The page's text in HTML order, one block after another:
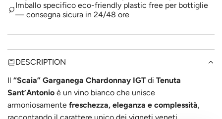
Imballo specifico eco-friendly plastic free per bottiglie
— consegna sicura in 24/48 ore
DESCRIPTION
Il “Scaia” Garganega Chardonnay IGTdi Tenuta
Sant’Antonio è un vino bianco che unisce
armoniosamente freschezza, eleganza e complessità,